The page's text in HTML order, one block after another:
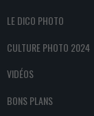
LE DICO PHOTO
CULTURE PHOTO 2024
VIDÉOS
BONS PLANS